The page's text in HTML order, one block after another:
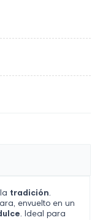
tradición.
envuelto en un
. Ideal para